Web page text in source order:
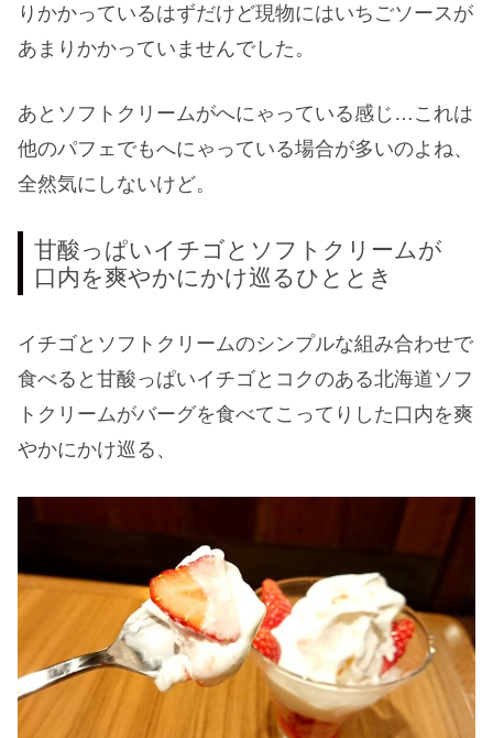
りかかっているはずだけど現物にはいちごソースが
あまりかかっていませんでした。
あとソフトクリームがへにゃっている感じ…これは
他のパフェでもへにゃっている場合が多いのよね、
全然気にしないけど。
甘酸っぱいイチゴとソフトクリームが
口内を爽やかにかけ巡るひととき
イチゴとソフトクリームのシンプルな組み合わせで
食べると甘酸っぱいイチゴとコクのある北海道ソフ
トクリームがバーグを食べてこってりした口内を爽
やかにかけ巡る、